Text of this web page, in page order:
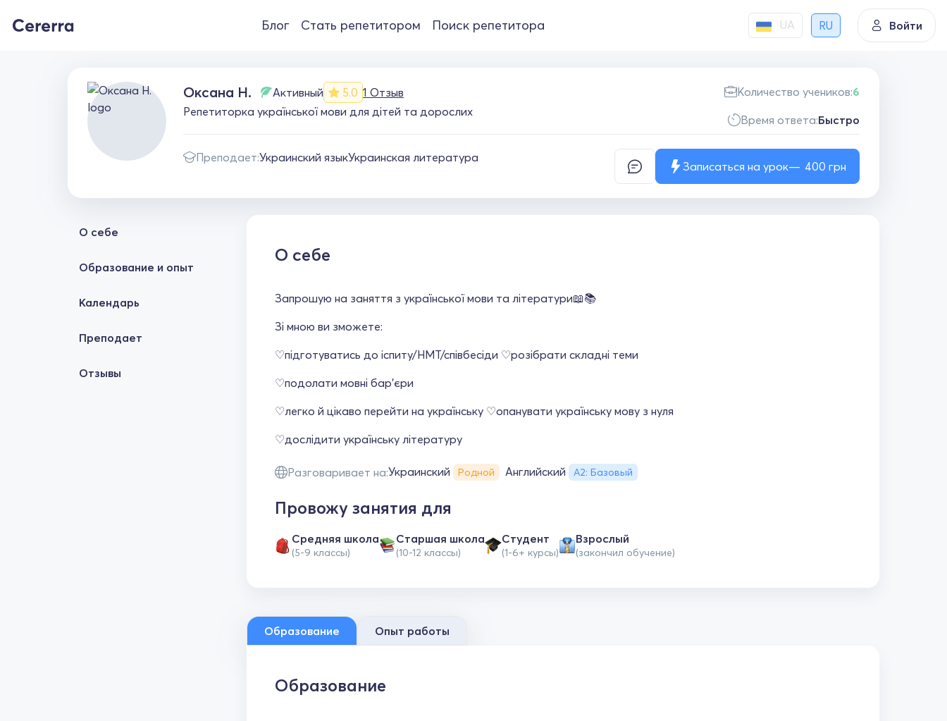
Блог Стать репетитором Поиск репетитора UA RU Войти
Оксана Н. Активный 5.0 1 Отзыв
Репетиторка української мови для дітей та дорослих
Преподает:Украинский языкУкраинская литература
Количество учеников:6
Время ответа:Быстро
Записаться на урок 400 грн
О себе
Образование и опыт
Календарь
Преподает
Отзывы
О себе
Запрошую на заняття з української мови та літератури📖📚
Зі мною ви зможете:
♡підготуватись до іспиту/НМТ/співбесіди ♡розібрати складні теми
♡подолати мовні бар'єри
♡легко й цікаво перейти на українську ♡опанувати українську мову з нуля
♡дослідити українську літературу
Разговаривает на:Украинский Родной Английский А2: Базовый
Провожу занятия для
Средняя школа
(5-9 классы)
Cтаршая школа
(10-12 классы)
Студент
(1-6+ курсы)
Взрослый
(закончил обучение)
Образование Опыт работы
Образование